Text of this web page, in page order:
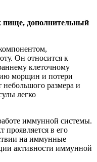
пище, дополнительный
Он относится к
клеточному
морщин и потери
небольшого размера и
легко
иммунной системы.
в его
на иммунные
активности иммунной